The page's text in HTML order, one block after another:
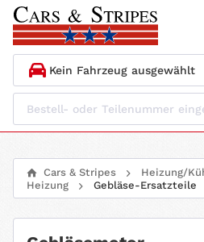
1. HERSTELLER
3. BAUJAHR
4. MOTORTYP
Cars & Stripes
Heizung/
Heizung
Gebläse-Ersatzteile